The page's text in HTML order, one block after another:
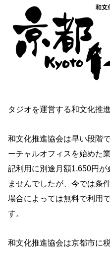
タジオを運営する和文化推
和文化推進協会は早い段階
ーチャルオフィスを始めた
記利用に別途月額1,650円
ませんでしたが、今では条
場合によっては無料で利用
す。
和文化推進協会は京都市に